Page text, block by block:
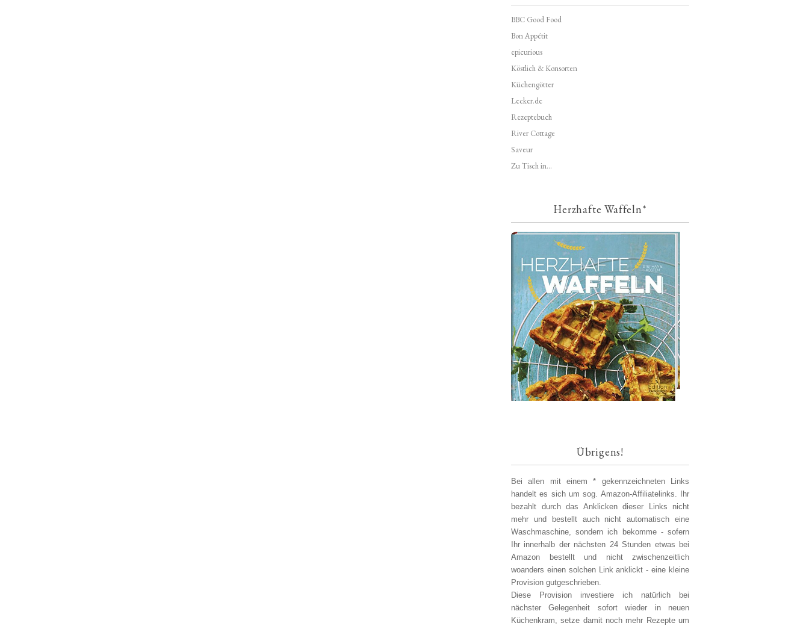
BBC Good Food
Bon Appétit
epicurious
Köstlich & Konsorten
Küchengötter
Lecker.de
Rezeptebuch
River Cottage
Saveur
Zu Tisch in...
Herzhafte Waffeln*
Übrigens!
Bei allen mit einem * gekennzeichneten Links
handelt es sich um sog. Amazon-Affiliatelinks. Ihr
bezahlt durch das Anklicken dieser Links nicht
mehr und bestellt auch nicht automatisch eine
Waschmaschine, sondern ich bekomme - sofern
Ihr innerhalb der nächsten 24 Stunden etwas bei
Amazon bestellt und nicht zwischenzeitlich
woanders einen solchen Link anklickt - eine kleine
Provision gutgeschrieben.
Diese Provision investiere ich natürlich bei
nächster Gelegenheit sofort wieder in neuen
Küchenkram, setze damit noch mehr Rezepte um